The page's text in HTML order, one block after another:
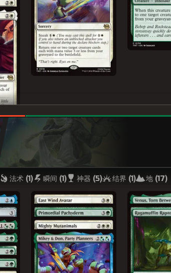
法术 (1) 瞬间 (1) 神器 (5) 结界 (1) 地 (17)